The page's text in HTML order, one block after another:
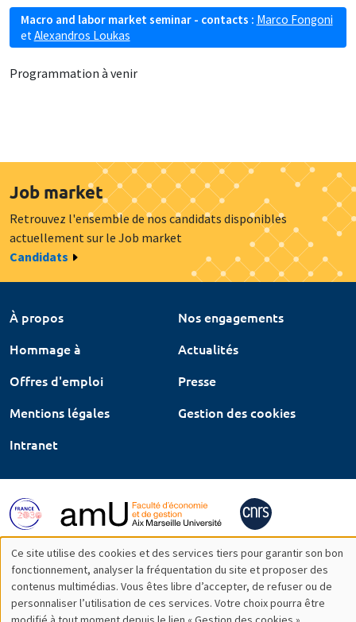
Macro and labor market seminar - contacts : Marco Fongoni
et Alexandros Loukas
Programmation à venir
Job market
Retrouvez l'ensemble de nos candidats disponibles
actuellement sur le Job market
Candidats
À propos
Nos engagements
Hommage à
Actualités
Offres d'emploi
Presse
Mentions légales
Gestion des cookies
Intranet
Utilisation
des
Ce site utilise des cookies et des services tiers pour garantir son bon
fonctionnement, analyser la fréquentation du site et proposer des
contenus multimédias. Vous êtes libre d’accepter, de refuser ou de
personnaliser l’utilisation de ces services. Votre choix pourra être